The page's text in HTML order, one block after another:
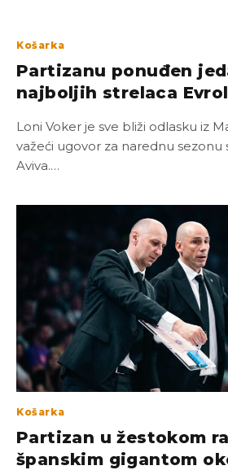
Košarka
Partizanu ponuđen
najboljih strelaca
Loni Voker je sve bliži odlasku iz
važeći ugovor za narednu sezonu
Aviva.…
Košarka
Partizan u žestokom
španskim gigantom